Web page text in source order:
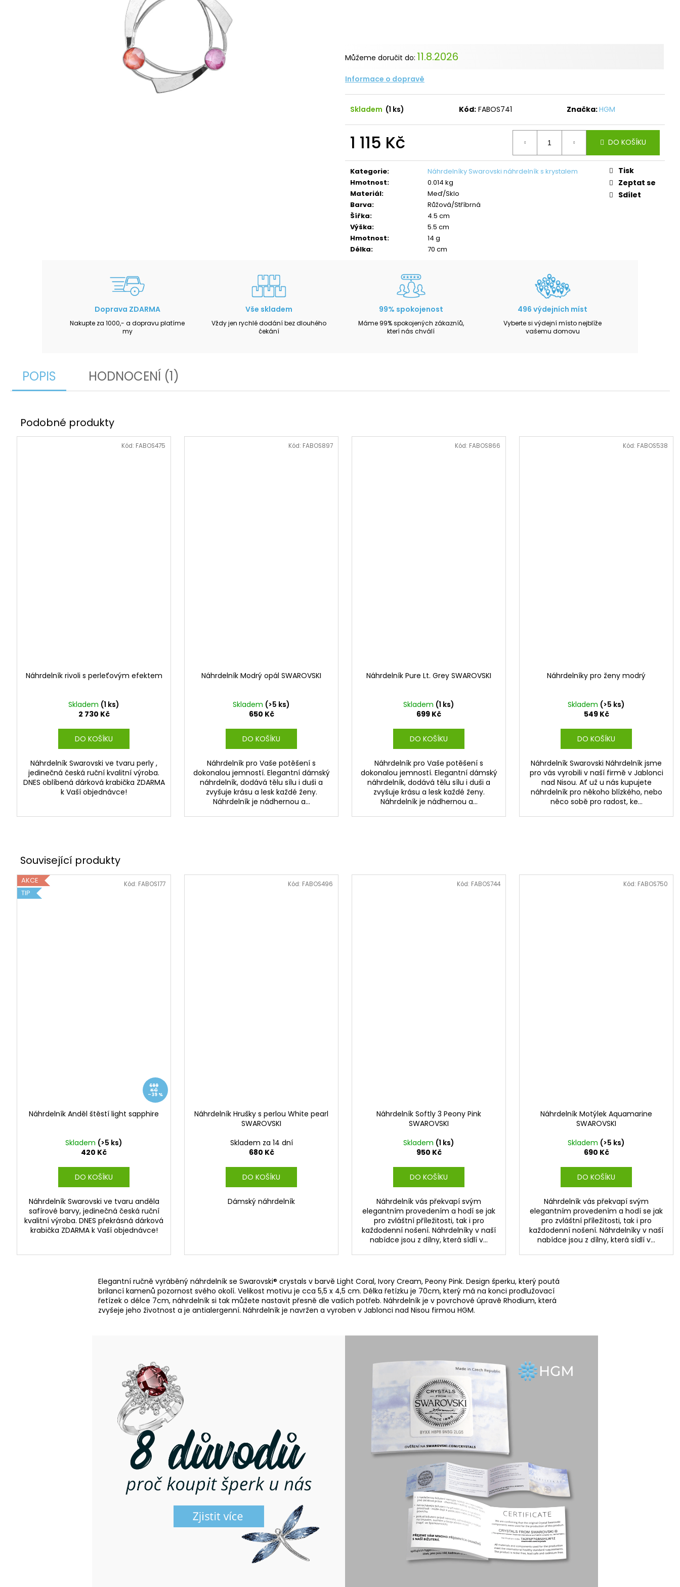
Můžeme doručit do: 11.8.2026
Informace o dopravě
Skladem (1 ks) Kód: FABOS741 Značka:HGM
1 115 Kč
cena:
DO KOŠÍKU
Kategorie:
Náhrdelníky Swarovski náhrdelník s krystalem
Hmotnost:
0.014 kg
Materiál:
Meď/Sklo
Barva:
Růžová/Stříbrná
Šířka:
4.5 cm
Výška:
5.5 cm
Hmotnost:
14 g
Délka: 70 cm
Tisk
Zeptat se
Sdílet
Doprava ZDARMA
Nakupte za 1000,- a dopravu platíme
my
Vše skladem
Vždy jen rychlé dodání bez dlouhého
čekání
99% spokojenost
Máme 99% spokojených zákazníů,
kterí nás chválí
496 výdejních míst
Vyberte si výdejní místo nejblíže
vašemu domovu
POPIS HODNOCENÍ (1)
Náhrdelník rivoli s perleťovým efektem
Skladem (1 ks)
2 730 Kč
DO KOŠÍKU
Náhrdelník Swarovski ve tvaru perly ,
jedinečná česká ruční kvalitní výroba.
DNES oblíbená dárková krabička ZDARMA
k Vaší objednávce!
Kód: FABOS475
Náhrdelník Modrý opál SWAROVSKI
Skladem (>5 ks)
650 Kč
DO KOŠÍKU
Náhrdelník pro Vaše potěšení s
dokonalou jemností. Elegantní dámský
náhrdelník, dodává tělu sílu i duši a
zvyšuje krásu a lesk každé ženy.
Náhrdelník je nádhernou a...
Kód: FABOS897
Náhrdelník Pure Lt. Grey SWAROVSKI
Skladem (1 ks)
699 Kč
DO KOŠÍKU
Náhrdelník pro Vaše potěšení s
dokonalou jemností. Elegantní dámský
náhrdelník, dodává tělu sílu i duši a
zvyšuje krásu a lesk každé ženy.
Náhrdelník je nádhernou a...
Kód: FABOS866
Náhrdelníky pro ženy modrý
Skladem (>5 ks)
549 Kč
DO KOŠÍKU
Náhrdelník Swarovski Náhrdelník jsme
pro vás vyrobili v naší firmě v Jablonci
nad Nisou. Ať už u nás kupujete
náhrdelník pro někoho blízkého, nebo
něco sobě pro radost, ke...
Kód: FABOS538
AKCE
TIP
699
KČ
–39 %
Náhrdelník Anděl štěstí light sapphire
Skladem (>5 ks)
420 Kč
DO KOŠÍKU
Náhrdelník Swarovski ve tvaru anděla
safírové barvy, jedinečná česká ruční
kvalitní výroba. DNES překrásná dárková
krabička ZDARMA k Vaší objednávce!
Kód: FABOS177
Náhrdelník Hrušky s perlou White pearl
SWAROVSKI
Skladem za 14 dní
680 Kč
DO KOŠÍKU
Dámský náhrdelník
Kód: FABOS496
Náhrdelník Softly 3 Peony Pink
SWAROVSKI
Skladem (1 ks)
950 Kč
DO KOŠÍKU
Náhrdelník vás překvapí svým
elegantním provedením a hodí se jak
pro zvláštní příležitosti, tak i pro
každodenní nošení. Náhrdelníky v naší
nabídce jsou z dílny, která sídlí v...
Kód: FABOS744
Náhrdelník Motýlek Aquamarine
SWAROVSKI
Skladem (>5 ks)
690 Kč
DO KOŠÍKU
Náhrdelník vás překvapí svým
elegantním provedením a hodí se jak
pro zvláštní příležitosti, tak i pro
každodenní nošení. Náhrdelníky v naší
nabídce jsou z dílny, která sídlí v...
Kód: FABOS750
Elegantní ručně vyráběný náhrdelník se Swarovski® crystals v barvě Light Coral, Ivory Cream, Peony Pink. Design šperku, který poutá
brilancí kamenů pozornost svého okolí. Velikost motivu je cca 5,5 x 4,5 cm. Délka řetízku je 70cm, který má na konci prodlužovací
řetízek o délce 7cm, náhrdelník si tak můžete nastavit přesně dle vašich potřeb. Náhrdelník je v povrchové úpravě Rhodium, která
zvyšeje jeho životnost a je antialergenní. Náhrdelník je navržen a vyroben v Jablonci nad Nisou firmou HGM.
NÁHRDELNÍK KOLEČKO A HRUŠKY
MONTANA SWAROVSKI
SWAROVSKI
490 Kč
Původně: